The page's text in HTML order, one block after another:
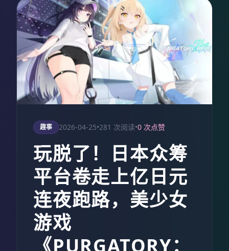
趣事 2026-04-25•281 次阅读•0 次点赞
玩脱了！日本众筹
平台卷走上亿日元
连夜跑路，美少女
游戏
《PURGATORY：